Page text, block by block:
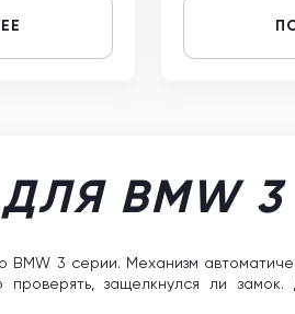
BMW
3 серии. Механизм
проверять, защелкнулся ли